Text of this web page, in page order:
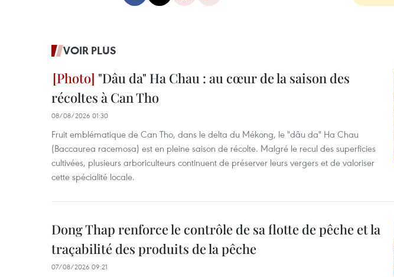
VOIR PLUS
"Dâu da" Ha Chau : au cœur de la saison des
récoltes à Can Tho
08/08/2026 01:30
Fruit emblématique de Can Tho, dans le delta du Mékong, le "dâu da" Ha Chau
(Baccaurea racemosa) est en pleine saison de récolte. Malgré le recul des superficies
cultivées, plusieurs arboriculteurs continuent de préserver leurs vergers et de valoriser
cette spécialité locale.
Dong Thap renforce le contrôle de sa flotte de pêche et la
traçabilité des produits de la pêche
07/08/2026 09:21